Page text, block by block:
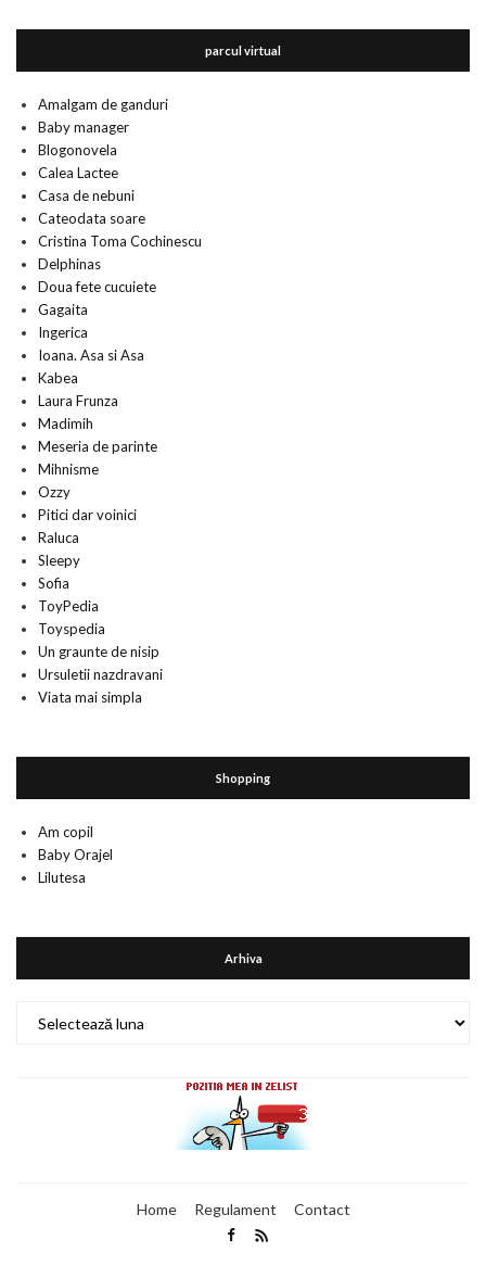
parcul virtual
Amalgam de ganduri
Baby manager
Blogonovela
Calea Lactee
Casa de nebuni
Cateodata soare
Cristina Toma Cochinescu
Delphinas
Doua fete cucuiete
Gagaita
Ingerica
Ioana. Asa si Asa
Kabea
Laura Frunza
Madimih
Meseria de parinte
Mihnisme
Ozzy
Pitici dar voinici
Raluca
Sleepy
Sofia
ToyPedia
Toyspedia
Un graunte de nisip
Ursuletii nazdravani
Viata mai simpla
Shopping
Am copil
Baby Orajel
Lilutesa
Arhiva
Home Regulament Contact